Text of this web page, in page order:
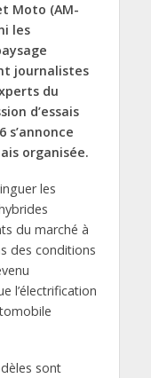
Moto (AM-
les
journalistes
du
d’essais
organisée.
les
du marché à
des conditions
l’électrification
sont